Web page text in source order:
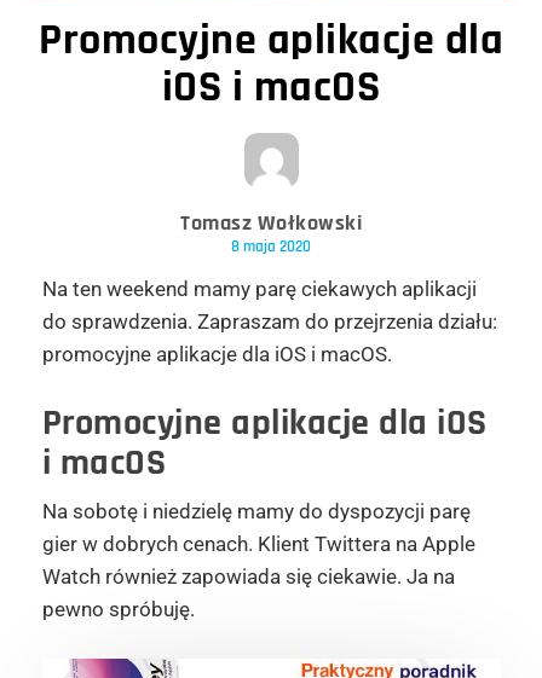
Promocyjne aplikacje dla
iOS i macOS
Tomasz Wołkowski
8 maja 2020
Na ten weekend mamy parę ciekawych aplikacji
do sprawdzenia. Zapraszam do przejrzenia działu:
promocyjne aplikacje dla iOS i macOS.
Promocyjne aplikacje dla iOS
i macOS
Na sobotę i niedzielę mamy do dyspozycji parę
gier w dobrych cenach. Klient Twittera na Apple
Watch również zapowiada się ciekawie. Ja na
pewno spróbuję.